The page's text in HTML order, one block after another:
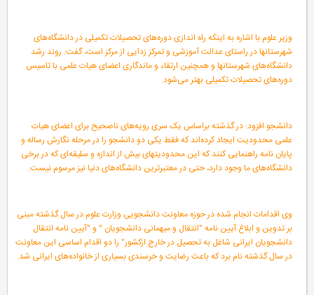
وزیر علوم با اشاره به اینکه راه اندازی دوره‌های تحصیلات تکمیلی در دانشگاه‌های
شهرستانها در راستای عدالت آموزشی و تمرکز زدایی از مرکز است، گفت: روند رشد
دانشگاه‌های شهرستانها و همچنین ارتقاء و ماندگاری اعضای هیات علمی با تاسیس
دوره‌های تحصیلات تکمیلی بهتر می‌شود.
دانشجو افزود: در گذشته براساس یک سری رویه‌های ناصحیح برای اعضای هیات
علمی محدودیت ایجاد کرده‌اند که فقط یکی دو دانشجو را در مرحله نگارش رساله و
پایان نامه راهنمایی کنند که این محدودیتهای بیش از اندازه و سلیقه‌ای که در برخی
دانشگاه‌های ما وجود دارد، حتی در معتبرترین دانشگاه‌های دنیا نیز مرسوم نیست.
وی اقدامات انجام شده در حوزه معاونت دانشجویی وزارت علوم در سال گذشته مبنی
بر تدوین و ابلاغ آیین نامه "انتقال و میهمانی دانشجویان " و "آیین نامه انتقال
دانشجویان ایرانی شاغل به تحصیل در خارج ازکشور" را دو اقدام اساسی این معاونت
در سال گذشته نام برد که باعث رضایت و خرسندی بسیاری از خانواده‌های ایرانی شد.